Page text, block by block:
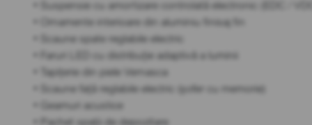
• Suspensie cu amortizare controlată electronic (EDC / VDC)
• Ornamente interioare din aluminiu finisaj fin
• Scaune spate reglabile electric
• Faruri LED cu distribuție adaptivă a luminii
• Tapițerie din piele Vernasca
• Scaune față reglabile electric (șofer cu memorie)
• Geamuri acustice
• Pachet spații de depozitare